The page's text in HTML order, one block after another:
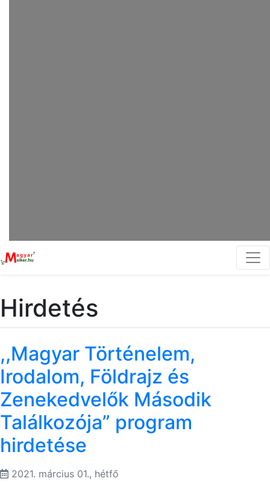
Hirdetés
,,Magyar Történelem,
Irodalom, Földrajz és
Zenekedvelők Második
Találkozója” program
hirdetése
2021. március 01., hétfő